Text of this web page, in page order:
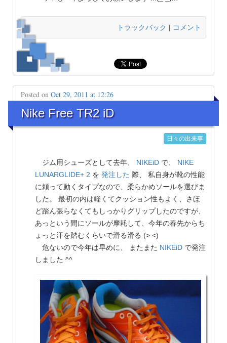
トラックバック | コメント
Posted on Oct 29, 2011 at 12:26
Nike Free TR2 iD
日々の出来事
ジム用シューズとして去年、 NIKEiD で、 NIKE
LUNARGLIDE+ 2 を 発注した 際、 私自身が靴の性能
に頼って動くタイプなので、柔らかめソールを選びま
した。 最初の内は軽くてクッション性もよく、さほ
ど踏ん張らなくてもしっかりグリップしたのですが、
あっという間にソールが摩耗して、今年の春先からち
ょっと汗を踏むくらいで滑る滑る (> <)
危ないので今年は早めに、 またまた NIKEiD で発注
しました ^^